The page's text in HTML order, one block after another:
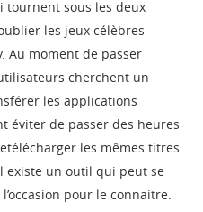
tournent sous les deux
les jeux célèbres
Au moment de passer
cherchent un
les applications
éviter de passer des heures
les mêmes titres.
existe un outil qui peut se
pour le connaitre.